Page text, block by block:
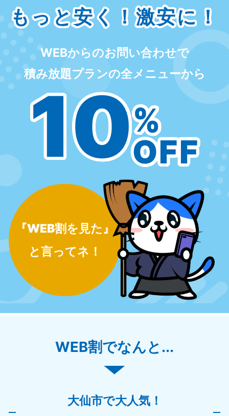
もっと安く！激安に！
WEBからのお問い合わせで
積み放題プランの全メニューから
10%
OFF
『WEB割を見た』
と言ってネ！
WEB割でなんと...
大仙市で大人気！